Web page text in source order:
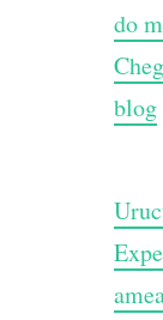
do
blog